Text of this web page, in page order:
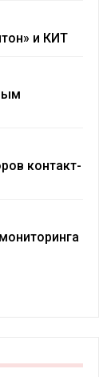
и КИТ
контакт-